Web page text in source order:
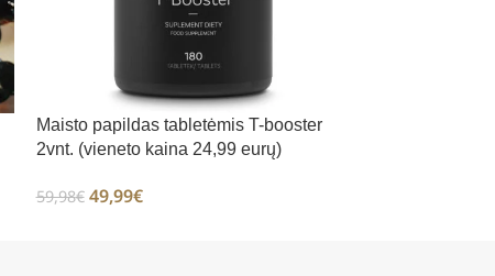
Maisto papildas tabletėmis T-booster
2vnt. (vieneto kaina 24,99 eurų)
59,98€ 49,99€